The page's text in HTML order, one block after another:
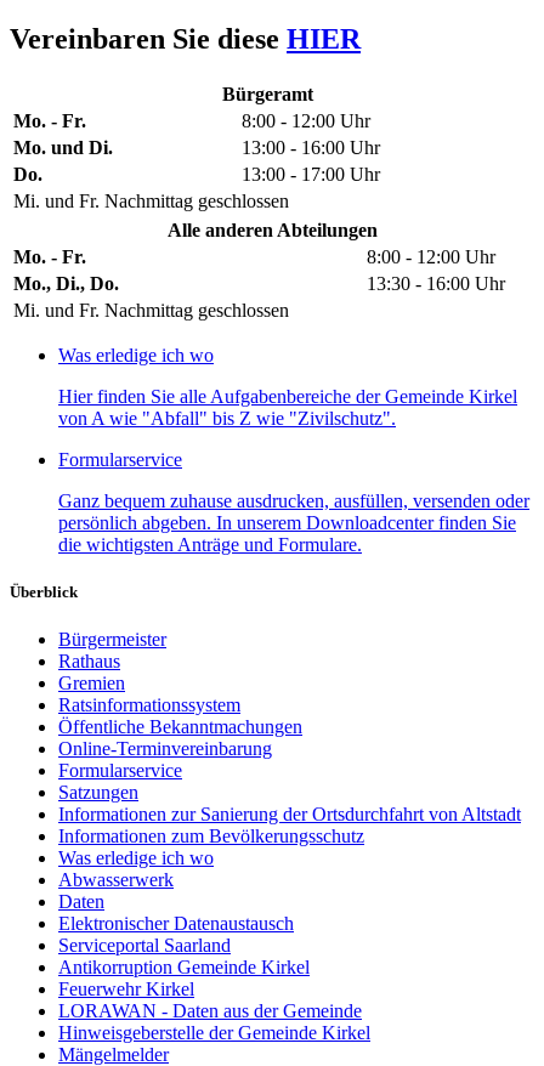
Vereinbaren Sie diese HIER
Bürgeramt
Mo. - Fr.
8:00 - 12:00 Uhr
Mo. und Di.
13:00 - 16:00 Uhr
Do.
13:00 - 17:00 Uhr
Mi. und Fr. Nachmittag geschlossen
Alle anderen Abteilungen
Mo. - Fr.
8:00 - 12:00 Uhr
Mo., Di., Do.
13:30 - 16:00 Uhr
Mi. und Fr. Nachmittag geschlossen
Was erledige ich wo
Hier finden Sie alle Aufgabenbereiche der Gemeinde Kirkel
von A wie "Abfall" bis Z wie "Zivilschutz".
Formularservice
Ganz bequem zuhause ausdrucken, ausfüllen, versenden oder
persönlich abgeben. In unserem Downloadcenter finden Sie
die wichtigsten Anträge und Formulare.
Überblick
Bürgermeister
Rathaus
Gremien
Ratsinformationssystem
Öffentliche Bekanntmachungen
Online-Terminvereinbarung
Formularservice
Satzungen
Informationen zur Sanierung der Ortsdurchfahrt von Altstadt
Informationen zum Bevölkerungsschutz
Was erledige ich wo
Abwasserwerk
Daten
Elektronischer Datenaustausch
Serviceportal Saarland
Antikorruption Gemeinde Kirkel
Feuerwehr Kirkel
LORAWAN - Daten aus der Gemeinde
Hinweisgeberstelle der Gemeinde Kirkel
Mängelmelder